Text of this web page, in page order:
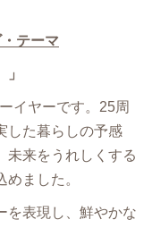
テーマ
イヤーです。25周
した暮らしの予感
未来をうれしくする
ました。
を表現し、鮮やかな